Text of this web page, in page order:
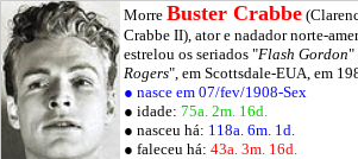
Morre Buster Crabbe
Crabbe II), ator e nadador norte-
estrelou os seriados "Flash Gordon"
Rogers", em Scottsdale-EUA, em
● nasce em 07/fev/1908-Sex
● idade: 75a. 2m. 16d.
● nasceu há: 118a. 6m. 1d.
● faleceu há: 43a. 3m. 16d.